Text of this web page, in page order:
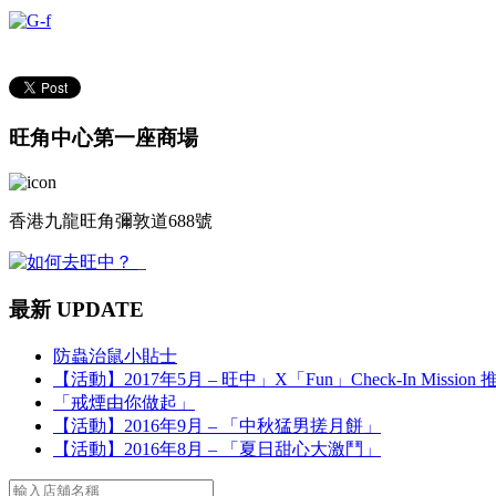
旺角中心第一座商場
香港九龍旺角彌敦道688號
最新 UPDATE
防蟲治鼠小貼士
【活動】2017年5月 – 旺中」X「Fun」Check-In Mission
「戒煙由你做起」
【活動】2016年9月 – 「中秋猛男搓月餅」
【活動】2016年8月 – 「夏日甜心大激鬥」